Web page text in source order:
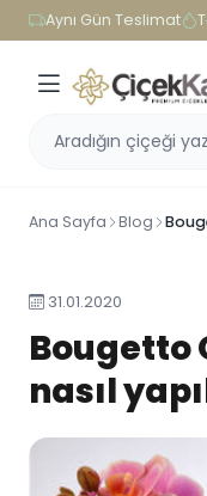
Aynı Gün Teslimat
Ana Sayfa Blog
31.01.2020
Bougetto
nasıl